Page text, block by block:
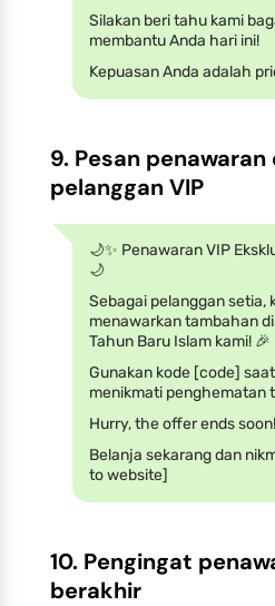
Silakan beri tahu kami
membantu Anda hari ini!
Kepuasan Anda adalah
9. Pesan
pelanggan VIP
🌙✨ Penawaran VIP
🌙
Sebagai pelanggan setia,
menawarkan tambahan
Tahun Baru Islam kami! 🎉
Gunakan kode [code]
menikmati penghematan
Hurry, the offer ends
Belanja sekarang dan
to website]
10. Pengingat
berakhir